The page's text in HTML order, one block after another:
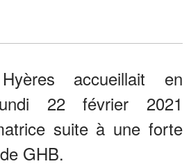
accueillait en
22 février 2021
suite à une forte
GHB.